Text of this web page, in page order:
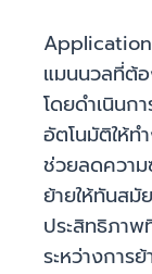
แมนนวลที่ต้อ
โดยดำเนินก
อัตโนมัติให้
ช่วยลดควา
ย้ายให้ทันสมั
ประสิทธิภาพ
ระหว่างการ